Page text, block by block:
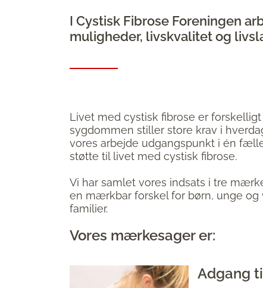
I Cystisk Fibrose Foreningen
muligheder, livskvalitet og
Livet med cystisk fibrose er
sygdommen stiller store krav i
vores arbejde udgangspunkt i én
støtte til livet med cystisk fibrose.
Vi har samlet vores indsats i tre
en mærkbar forskel for børn, unge
familier.
Vores mærkesager er:
Adgang